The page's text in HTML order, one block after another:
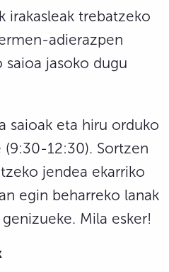
irakasleak trebatzeko
adierazpen
saioa jasoko dugu
saioak eta hiru orduko
12:30). Sortzen
jendea ekarriko
egin beharreko lanak
Mila esker!